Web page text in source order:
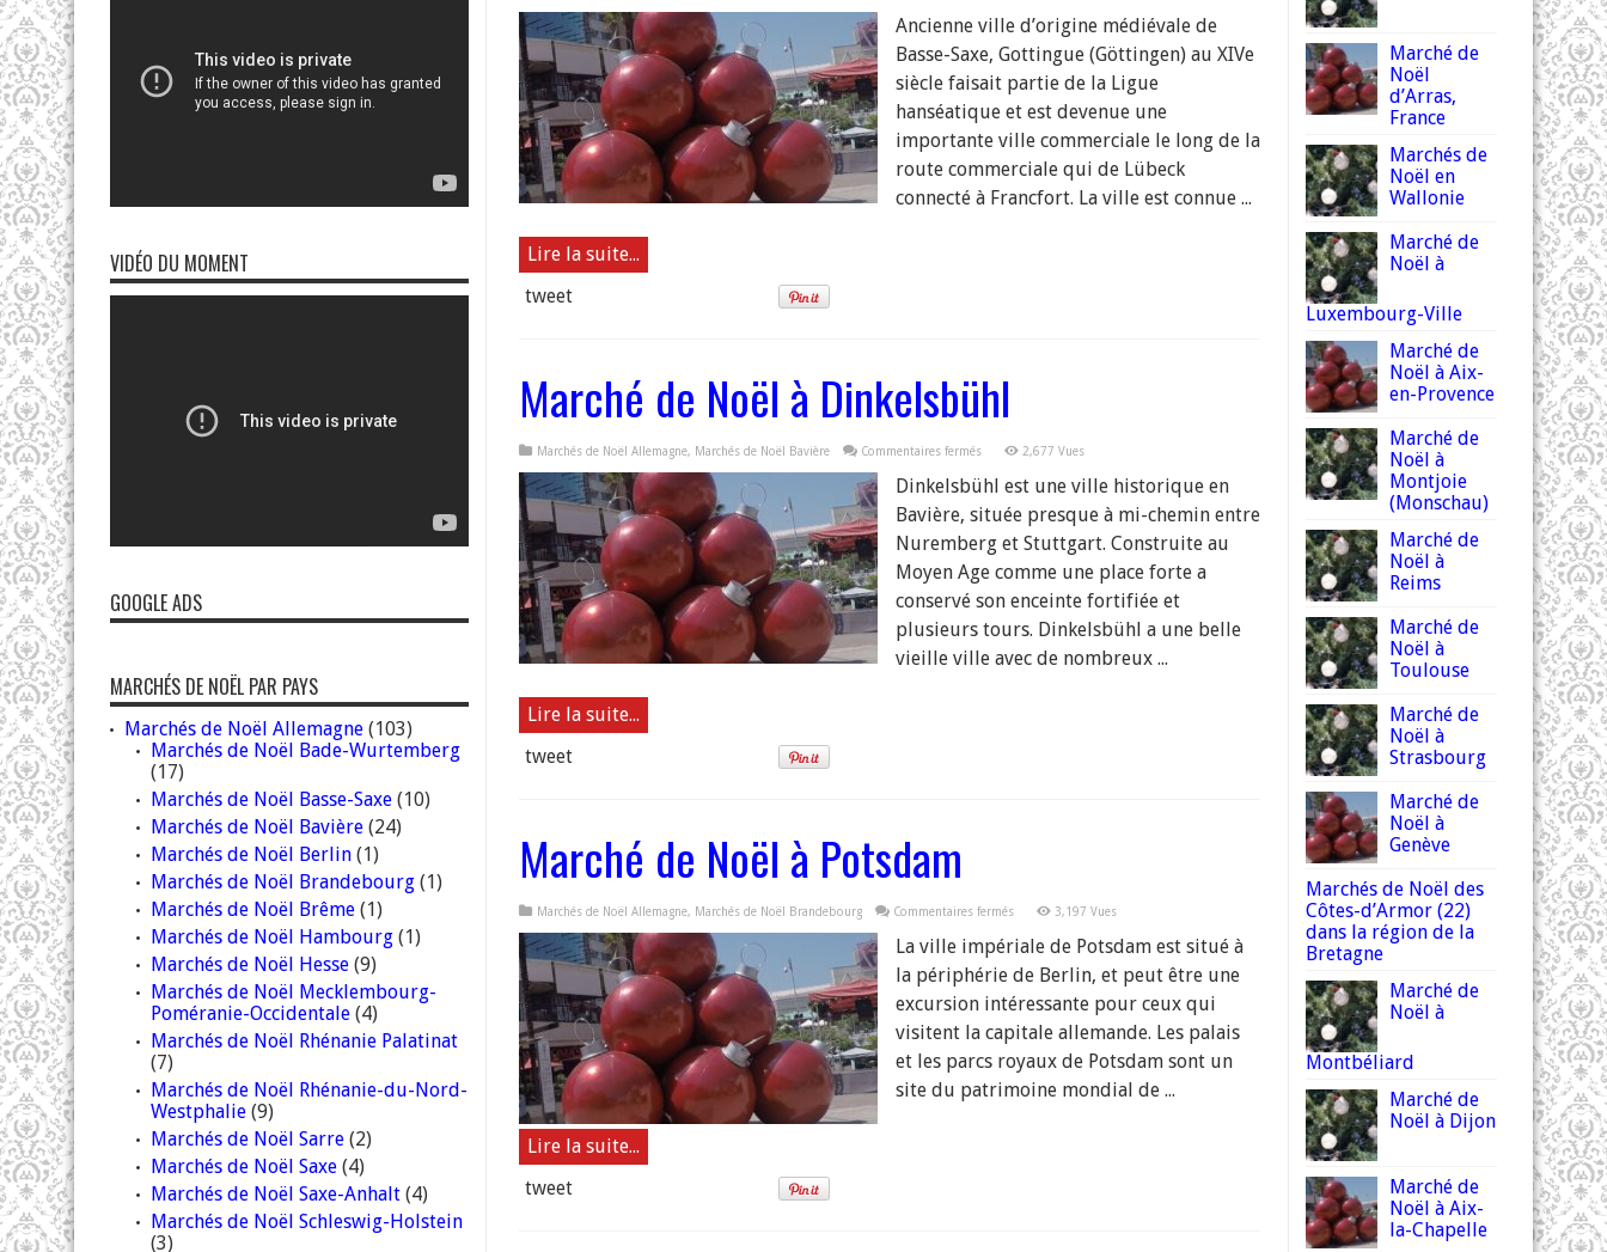
de
Noël
Gottingue
(Göttingen)
Ancienne ville d’origine médiévale de
Basse-Saxe, Gottingue (Göttingen) au XIVe
siècle faisait partie de la Ligue
hanséatique et est devenue une
importante ville commerciale le long de la
route commerciale qui de Lübeck
connecté à Francfort. La ville est connue ...
Lire la suite...
tweet
Marché de Noël à Dinkelsbühl
Marchés de Noël Allemagne, Marchés de Noël Bavière Commentaires fermés
de
Noël
Dinkelsbühl
2,677 Vues
Dinkelsbühl est une ville historique en
Bavière, située presque à mi-chemin entre
Nuremberg et Stuttgart. Construite au
Moyen Age comme une place forte a
conservé son enceinte fortifiée et
plusieurs tours. Dinkelsbühl a une belle
vieille ville avec de nombreux ...
Lire la suite...
tweet
Marché de Noël à Potsdam
Marchés de Noël Allemagne, Marchés de Noël Brandebourg Commentaires fermés
de
Noël
Potsdam
3,197 Vues
La ville impériale de Potsdam est situé à
la périphérie de Berlin, et peut être une
excursion intéressante pour ceux qui
visitent la capitale allemande. Les palais
et les parcs royaux de Potsdam sont un
site du patrimoine mondial de ...
Lire la suite...
tweet
Marché de
Noël
d’Arras,
France
Marchés de
Noël en
Wallonie
Marché de
Noël à
Luxembourg-Ville
Marché de
Noël à Aix-
en-Provence
Marché de
Noël à
Montjoie
(Monschau)
Marché de
Noël à
Reims
Marché de
Noël à
Toulouse
Marché de
Noël à
Strasbourg
Marché de
Noël à
Genève
Marchés de Noël des
Côtes-d’Armor (22)
dans la région de la
Bretagne
Marché de
Noël à
Montbéliard
Marché de
Noël à Dijon
Marché de
Noël à Aix-
la-Chapelle
VIDÉO DU MOMENT
GOOGLE ADS
MARCHÉS DE NOËL PAR PAYS
Marchés de Noël Allemagne (103)
Marchés de Noël Bade-Wurtemberg
(17)
Marchés de Noël Basse-Saxe (10)
Marchés de Noël Bavière (24)
Marchés de Noël Berlin (1)
Marchés de Noël Brandebourg (1)
Marchés de Noël Brême (1)
Marchés de Noël Hambourg (1)
Marchés de Noël Hesse (9)
Marchés de Noël Mecklembourg-
Poméranie-Occidentale (4)
Marchés de Noël Rhénanie Palatinat
(7)
Marchés de Noël Rhénanie-du-Nord-
Westphalie (9)
Marchés de Noël Sarre (2)
Marchés de Noël Saxe (4)
Marchés de Noël Saxe-Anhalt (4)
Marchés de Noël Schleswig-Holstein
(3)